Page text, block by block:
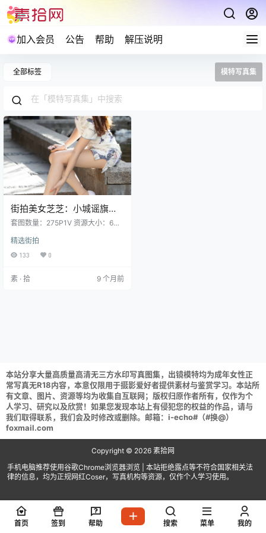
加入会员 公告 帮助 解压说明
全部标签 模特写真集
街拍美女芝芝：小城谣旗袍
系列高清图片视频 [275P1V
套图数量：275P1V 资源大小：6GB
原图 解压说明：下载完成,后缀修改
为7z在进行解压 (tar格式直接解压)
网盘下载享用！
精选街拍
133 0
素 · 拾 9 个月前
本站分享大量高质量高清无三方水印写真图集，出镜模特均为成年女性正
常写真无R18内容，本意仅限用于摄影爱好者提供素材与鉴赏学习。本站所
有文章、图片、资源等均为收集自互联网；版权归原作者所有，仅作为个
人学习、研究以及欣赏！如果您发现本站上有侵犯您的权益的作品，请与
我们取得联系，我们会及时修改或删除。邮箱：i-echo#（#换@）
foxmail.com
Copyright © 2026 素拾网
手机电脑推荐使用谷歌Chrome浏览器浏览 | 本站拒绝露点等不符合国家相关法
律的信息，均为正规网红Coser，写真机构等资源，仅作个人学习使用。
首页 签到 帮助 搜索 菜单 我的